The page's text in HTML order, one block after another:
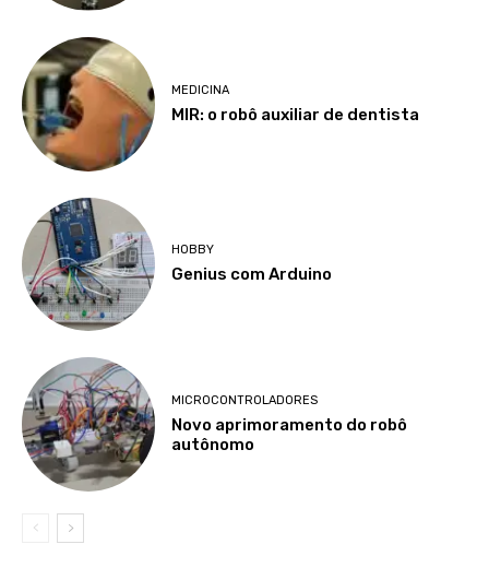
MEDICINA
MIR: o robô auxiliar de dentista
HOBBY
Genius com Arduino
MICROCONTROLADORES
Novo aprimoramento do robô
autônomo